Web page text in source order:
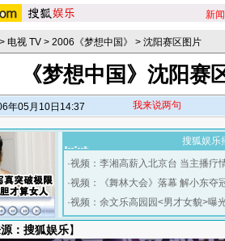
新闻
> 电视 TV > 2006《梦想中国》 > 沈阳赛区图片
《梦想中国》沈阳赛
年05月10日14:37 我来说两句
搜狐娱乐
·视频：李湘高薪入北京台 当主播疗
·视频：《舞林大会》落幕 解小东夺
·视频：余文乐高园园<男才女貌>曝
：搜狐娱乐】